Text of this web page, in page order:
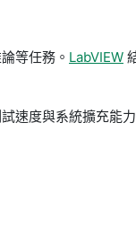
等任務。 LabVIEW
速度與系統擴充能